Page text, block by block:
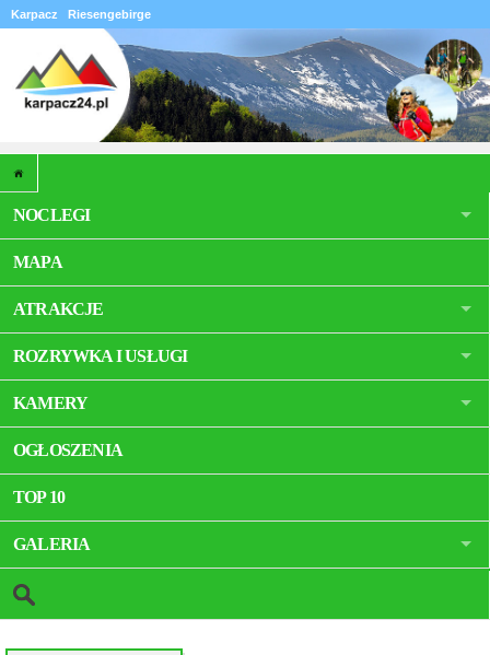
Karpacz Riesengebirge
NOCLEGI
MAPA
ATRAKCJE
ROZRYWKA I USŁUGI
KAMERY
OGŁOSZENIA
TOP 10
GALERIA